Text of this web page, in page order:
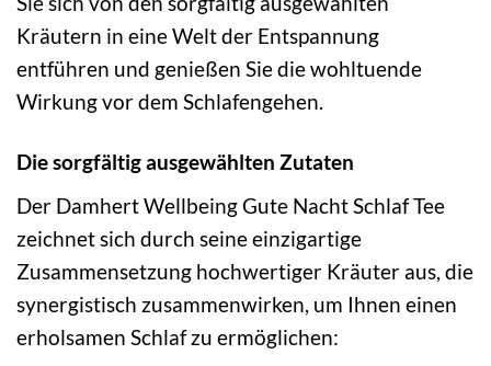
Kräutern in eine Welt der Entspannung
entführen und genießen Sie die wohltuende
Wirkung vor dem Schlafengehen.
Die sorgfältig ausgewählten Zutaten
Der Damhert Wellbeing Gute Nacht Schlaf Tee
zeichnet sich durch seine einzigartige
Zusammensetzung hochwertiger Kräuter aus, die
synergistisch zusammenwirken, um Ihnen einen
erholsamen Schlaf zu ermöglichen: